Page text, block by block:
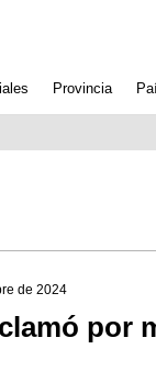
Provincia
de 2024
por